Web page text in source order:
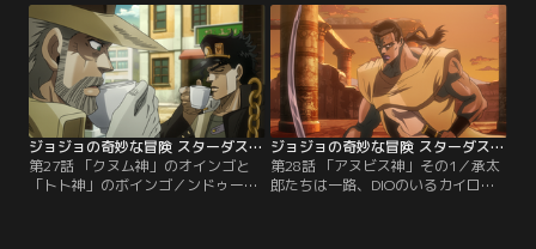
ターが降り立った。そのヘリは、一
行の旅をサポートしていたスピード
ワゴン財団のもので、ジョセフの要
請を受けて承太郎たちの新たな仲間
を連れてきていた。ジョセフ曰
く…。
アヴドゥルは姿の見えない敵からの
攻撃に対して一計を案じるものの、
すんでの所で看破されてしまう。圧
倒的不利な状況が続くなかイギーは
なぜかのん気にいねむり中…。
ジョジョの奇妙な冒険 スターダストクルセイダース エジプト編 第27話
第27話 「クヌム神」のオインゴと
「トト神」のボインゴ／ンドゥール
ジョジョの奇妙な冒険 スターダストクルセイダース エジプト編 第28話
第28話 「アヌビス神」その1／承太
郎たちは一路、DIOのいるカイロを